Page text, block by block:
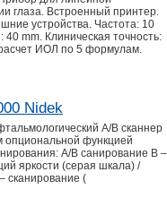
глаза. Встроенный принтер.
устройства. Частота: 10
mm. Клиническая точность:
ИОЛ по 5 формулам.
Nidek
A/B сканнер
опциональной функцией
А/В санирование В –
яркости (серая шкала) /
сканирование (